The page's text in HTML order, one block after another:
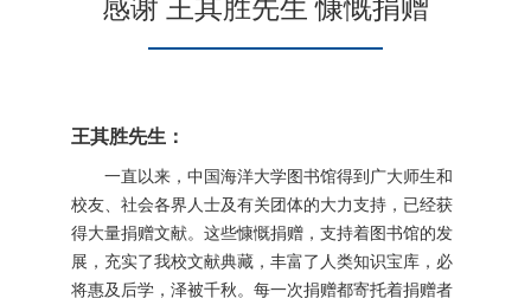
感谢 王其胜先生 慷慨捐赠
王其胜先生：
一直以来，中国海洋大学图书馆得到广大师生和
校友、社会各界人士及有关团体的大力支持，已经获
得大量捐赠文献。这些慷慨捐赠，支持着图书馆的发
展，充实了我校文献典藏，丰富了人类知识宝库，必
将惠及后学，泽被千秋。每一次捐赠都寄托着捐赠者